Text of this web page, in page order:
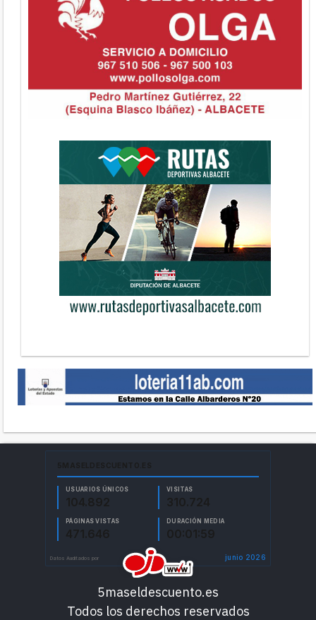
5maseldescuento.es
Todos los derechos reservados